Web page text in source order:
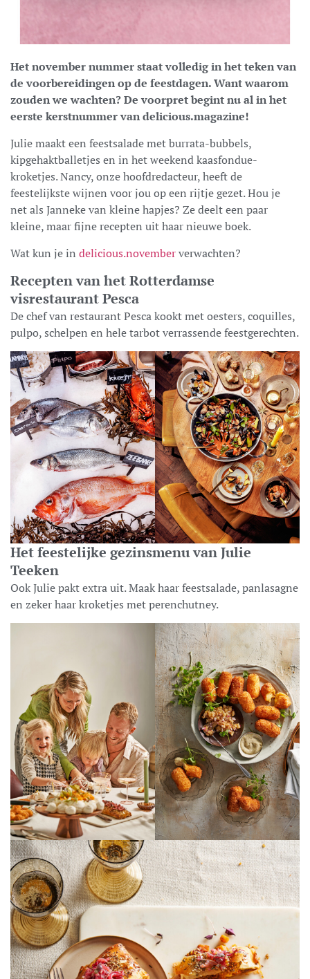
Het november nummer staat volledig in het teken van
de voorbereidingen op de feestdagen. Want waarom
zouden we wachten? De voorpret begint nu al in het
eerste kerstnummer van delicious.magazine!
Julie maakt een feestsalade met burrata-bubbels,
kipgehaktballetjes en in het weekend kaasfondue-
kroketjes. Nancy, onze hoofdredacteur, heeft de
feestelijkste wijnen voor jou op een rijtje gezet. Hou je
net als Janneke van kleine hapjes? Ze deelt een paar
kleine, maar fijne recepten uit haar nieuwe boek.
Wat kun je in delicious.novemberverwachten?
Recepten van het Rotterdamse
visrestaurant Pesca
De chef van restaurant Pesca kookt met oesters, coquilles,
pulpo, schelpen en hele tarbot verrassende feestgerechten.
Het feestelijke gezinsmenu van Julie
Teeken
Ook Julie pakt extra uit. Maak haar feestsalade, panlasagne
en zeker haar kroketjes met perenchutney.